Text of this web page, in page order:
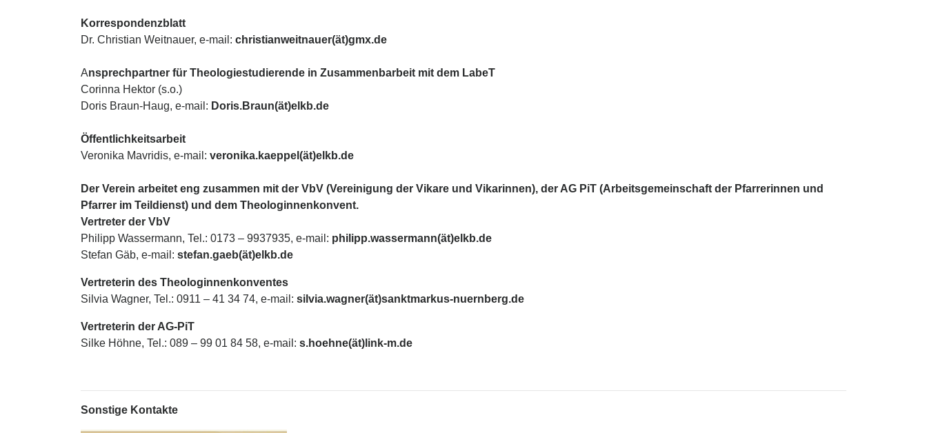
Korrespondenzblatt
Dr. Christian Weitnauer, e-mail: christianweitnauer(ät)gmx.de
Ansprechpartner für Theologiestudierende in Zusammenbarbeit mit dem LabeT
Corinna Hektor (s.o.)
Doris Braun-Haug, e-mail: Doris.Braun(ät)elkb.de
Öffentlichkeitsarbeit
Veronika Mavridis, e-mail: veronika.kaeppel(ät)elkb.de
Der Verein arbeitet eng zusammen mit der VbV (Vereinigung der Vikare und Vikarinnen), der AG PiT (Arbeitsgemeinschaft der Pfarrerinnen und
Pfarrer im Teildienst) und dem Theologinnenkonvent.
Vertreter der VbV
Philipp Wassermann, Tel.: 0173 – 9937935, e-mail: philipp.wassermann(ät)elkb.de
Stefan Gäb, e-mail: stefan.gaeb(ät)elkb.de
Vertreterin des Theologinnenkonventes
Silvia Wagner, Tel.: 0911 – 41 34 74, e-mail: silvia.wagner(ät)sanktmarkus-nuernberg.de
Vertreterin der AG-PiT
Silke Höhne, Tel.: 089 – 99 01 84 58, e-mail: s.hoehne(ät)link-m.de
Sonstige Kontakte